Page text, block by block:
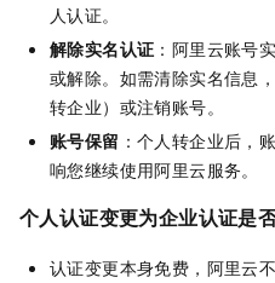
人认证。
解除实名认证 ：阿里云账号
或解除。如需清除实名信息
转企业）或注销账号。
账号保留 ：个人转企业后，
响您继续使用阿里云服务。
个人认证变更为企业认证是
认证变更本身免费，阿里云